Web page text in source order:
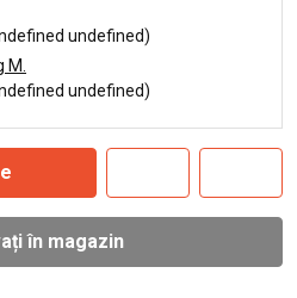
undefined)
undefined)
în magazin